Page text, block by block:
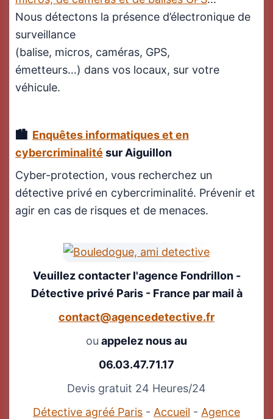
Nous détectons la présence d’électronique de
surveillance
(balise, micros, caméras, GPS,
émetteurs…) dans vos locaux, sur votre
véhicule.
Enquêtes informatiques et en
cybercriminalité sur Aiguillon
Cyber-protection, vous recherchez un
détective privé en cybercriminalité. Prévenir et
agir en cas de risques et de menaces.
Veuillez contacter l'agence Fondrillon -
Détective privé Paris - France par mail à
contact@agencedetective.fr
ou appelez nous au
06.03.47.71.17
Devis gratuit 24 Heures/24
Détective agréé Paris - Accueil - Agence